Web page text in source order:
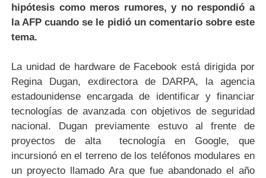
hipótesis como meros rumores, y no respondió a
la AFP cuando se le pidió un comentario sobre este
tema.
La unidad de hardware de Facebook está dirigida por
Regina Dugan, exdirectora de DARPA, la agencia
estadounidense encargada de identificar y financiar
tecnologías de avanzada con objetivos de seguridad
nacional. Dugan previamente estuvo al frente de
proyectos de alta tecnología en Google, que
incursionó en el terreno de los teléfonos modulares en
un proyecto llamado Ara que fue abandonado el año